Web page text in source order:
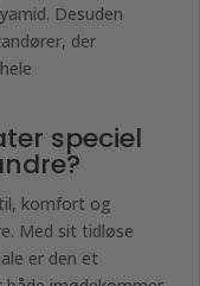
Desuden
der
speciel
komfort og
Med sit tidløse
er den et